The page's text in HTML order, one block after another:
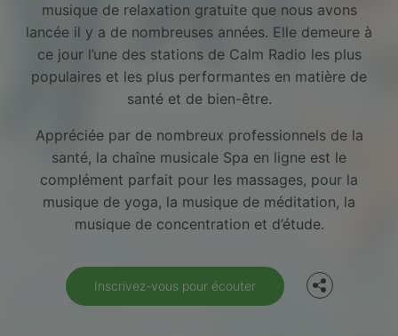
musique de relaxation gratuite que nous avons
lancée il y a de nombreuses années. Elle demeure à
ce jour l’une des stations de Calm Radio les plus
populaires et les plus performantes en matière de
santé et de bien-être.
Appréciée par de nombreux professionnels de la
santé, la chaîne musicale Spa en ligne est le
complément parfait pour les massages, pour la
musique de yoga, la musique de méditation, la
musique de concentration et d’étude.
Inscrivez-vous pour écouter
Facebook
Twitter